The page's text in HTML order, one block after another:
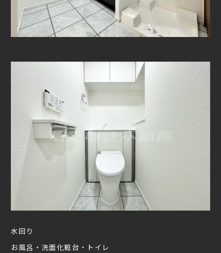
水回り
お風呂・洗面化粧台・トイレ